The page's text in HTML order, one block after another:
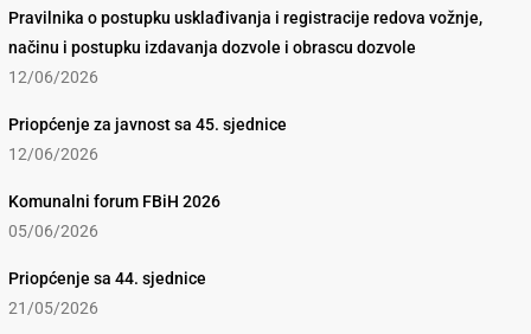
Pravilnika o postupku usklađivanja i registracije redova vožnje,
načinu i postupku izdavanja dozvole i obrascu dozvole
12/06/2026
Priopćenje za javnost sa 45. sjednice
12/06/2026
Komunalni forum FBiH 2026
05/06/2026
Priopćenje sa 44. sjednice
21/05/2026